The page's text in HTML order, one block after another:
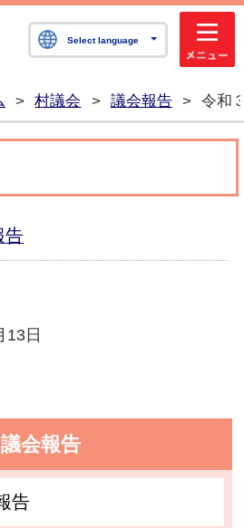
泉崎村公式ホームペ
Select language
> 村議会 > 議会報告 > 令和
告
13日
議会報告
告